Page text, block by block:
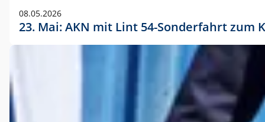
08.05.2026
23. Mai: AKN mit Lint 54-Sonderfahrt